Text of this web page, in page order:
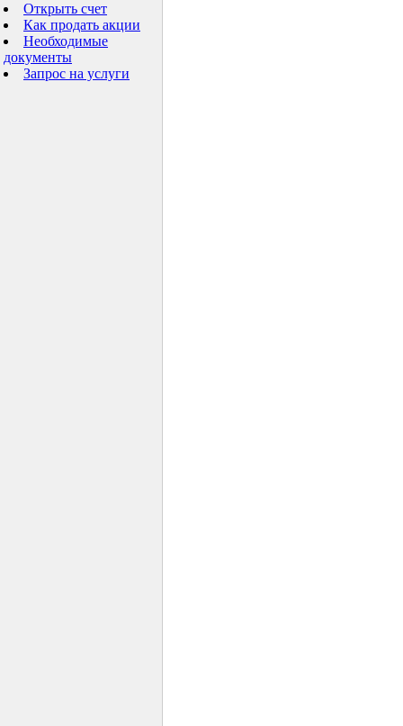
Открыть счет
Как продать акции
Необходимые
документы
Запрос на услуги